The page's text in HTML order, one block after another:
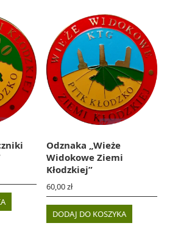
Odznaka „Wieże
Widokowe Ziemi
Kłodzkiej”
60,00zł
DODAJ DO KOSZYKA